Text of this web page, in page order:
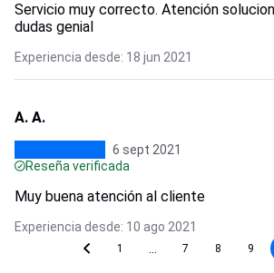
Servicio muy correcto. Atención
dudas genial
Experiencia desde: 18 jun 2021
A. A.
6 sept 2021
Reseña verificada
Muy buena atención al cliente
Experiencia desde: 10 ago 2021
1 7 8 9